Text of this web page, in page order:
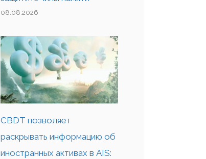
08.08.2026
CBDT позволяет
раскрывать информацию об
иностранных активах в AIS: